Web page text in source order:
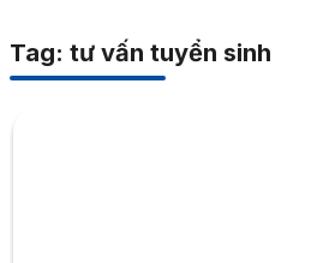
Tag: tư vấn tuyển sinh